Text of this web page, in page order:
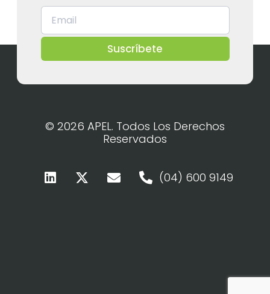
Suscríbete
© 2026 APEL. Todos Los Derechos
Reservados
(04) 600 9149